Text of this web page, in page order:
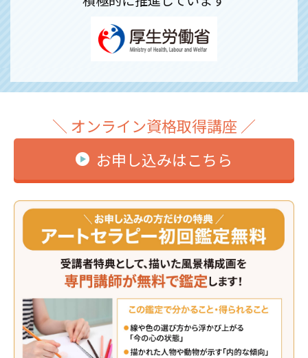
＼ オンライン資格取得講座 ／
お申し込みはこちら